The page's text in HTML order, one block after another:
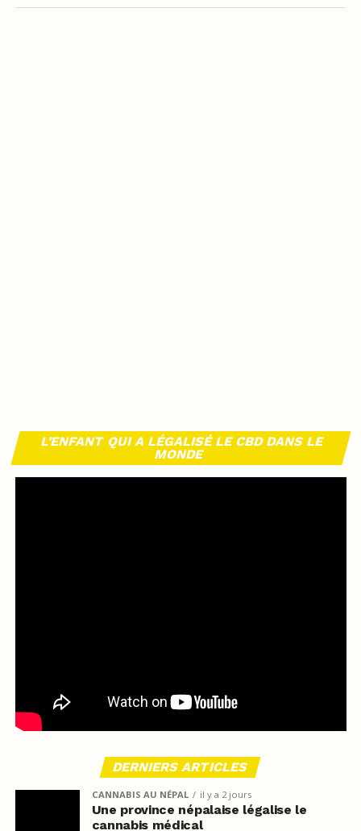
L’ENFANT QUI A LÉGALISÉ LE CBD DANS LE
MONDE
DERNIERS ARTICLES
CANNABIS AU NÉPAL il y a 2 jours
Une province népalaise légalise le
cannabis médical